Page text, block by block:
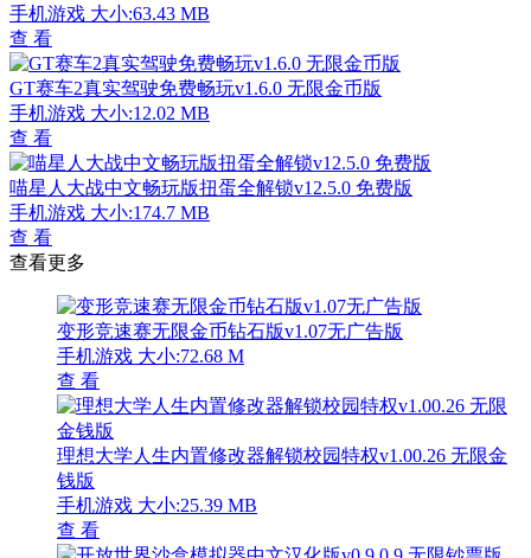
手机游戏 大小:63.43 MB
查 看
GT赛车2真实驾驶免费畅玩v1.6.0 无限金币版
手机游戏 大小:12.02 MB
查 看
喵星人大战中文畅玩版扭蛋全解锁v12.5.0 免费版
手机游戏 大小:174.7 MB
查 看
查看更多
变形竞速赛无限金币钻石版v1.07无广告版
手机游戏 大小:72.68 M
查 看
理想大学人生内置修改器解锁校园特权v1.00.26 无限金
钱版
手机游戏 大小:25.39 MB
查 看